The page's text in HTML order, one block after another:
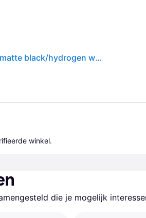
POC Cularis MIPS bike helmet uranium matte black/hydrogen white
winkel.
die je mogelijk